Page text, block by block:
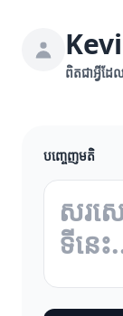
ពិតជាអ្វីដែ
បញ្ចេញមតិ